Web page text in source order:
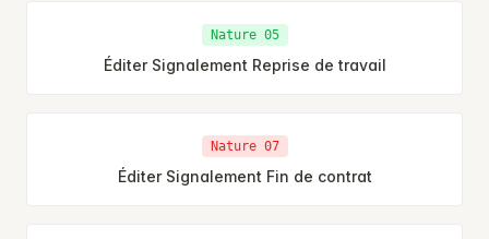
Nature 05
Éditer Signalement Reprise de travail
Nature 07
Éditer Signalement Fin de contrat